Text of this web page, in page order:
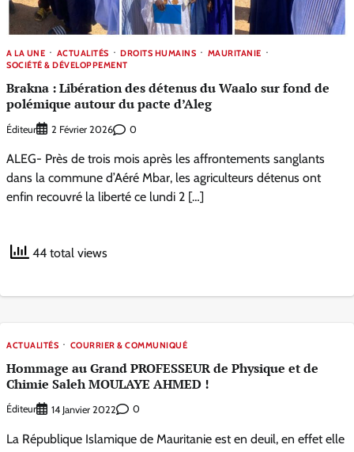
A LA UNE ACTUALITÉS DROITS HUMAINS
MAURITANIE
SOCIÉTÉ & DÉVELOPPEMENT
Brakna : Libération des détenus du Waalo sur fond de
polémique autour du pacte d’Aleg
Éditeur 2 Février 2026 0
ALEG- Près de trois mois après les affrontements sanglants
dans la commune d’Aéré Mbar, les agriculteurs détenus ont
enfin recouvré la liberté ce lundi 2 […]
44 total views
ACTUALITÉS COURRIER & COMMUNIQUÉ
Hommage au Grand PROFESSEUR de Physique et de
Chimie Saleh MOULAYE AHMED !
Éditeur 14 Janvier 2022 0
La République Islamique de Mauritanie est en deuil, en effet elle